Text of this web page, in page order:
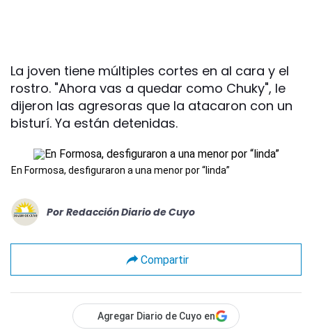
La joven tiene múltiples cortes en al cara y el
rostro. "Ahora vas a quedar como Chuky", le
dijeron las agresoras que la atacaron con un
bisturí. Ya están detenidas.
En Formosa, desfiguraron a una menor por “linda”
Por Redacción Diario de Cuyo
Compartir
Agregar Diario de Cuyo en